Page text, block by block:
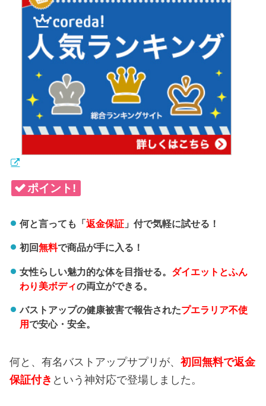
ポイント!
何と言っても「返金保証」付で気軽に試せる！
初回無料で商品が手に入る！
女性らしい魅力的な体を目指せる。 ダイエットとふん
わり美ボディの両立ができる。
バストアップの健康被害で報告されたプエラリア不使
用で安心・安全。
何と、有名バストアップサプリが、初回無料で返金
保証付き という神対応で登場しました。